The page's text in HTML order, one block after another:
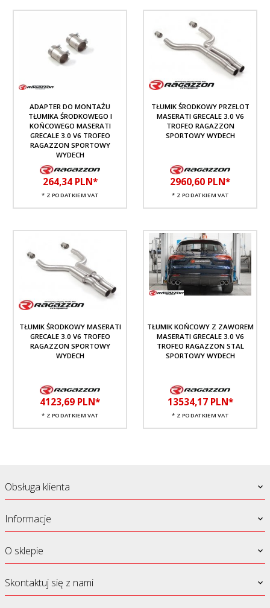
ADAPTER DO MONTAŻU
TŁUMIKA ŚRODKOWEGO I
KOŃCOWEGO MASERATI
GRECALE 3.0 V6 TROFEO
RAGAZZON SPORTOWY
WYDECH
264,34 PLN*
* Z PODATKIEM VAT
TŁUMIK ŚRODKOWY PRZELOT
MASERATI GRECALE 3.0 V6
TROFEO RAGAZZON
SPORTOWY WYDECH
2960,60 PLN*
* Z PODATKIEM VAT
TŁUMIK ŚRODKOWY MASERATI
GRECALE 3.0 V6 TROFEO
RAGAZZON SPORTOWY
WYDECH
4123,69 PLN*
* Z PODATKIEM VAT
TŁUMIK KOŃCOWY Z ZAWOREM
MASERATI GRECALE 3.0 V6
TROFEO RAGAZZON STAL
SPORTOWY WYDECH
13534,17 PLN*
* Z PODATKIEM VAT
Obsługa klienta
Informacje
O sklepie
Skontaktuj się z nami